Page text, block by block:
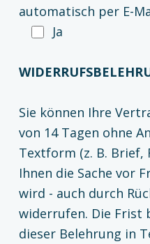
automatisch per E-
Ja
Sie können Ihre
von 14 Tagen ohne
Textform (z. B. Brief,
Ihnen die Sache vor
wird - auch durch
widerrufen. Die Frist
dieser Belehrung in